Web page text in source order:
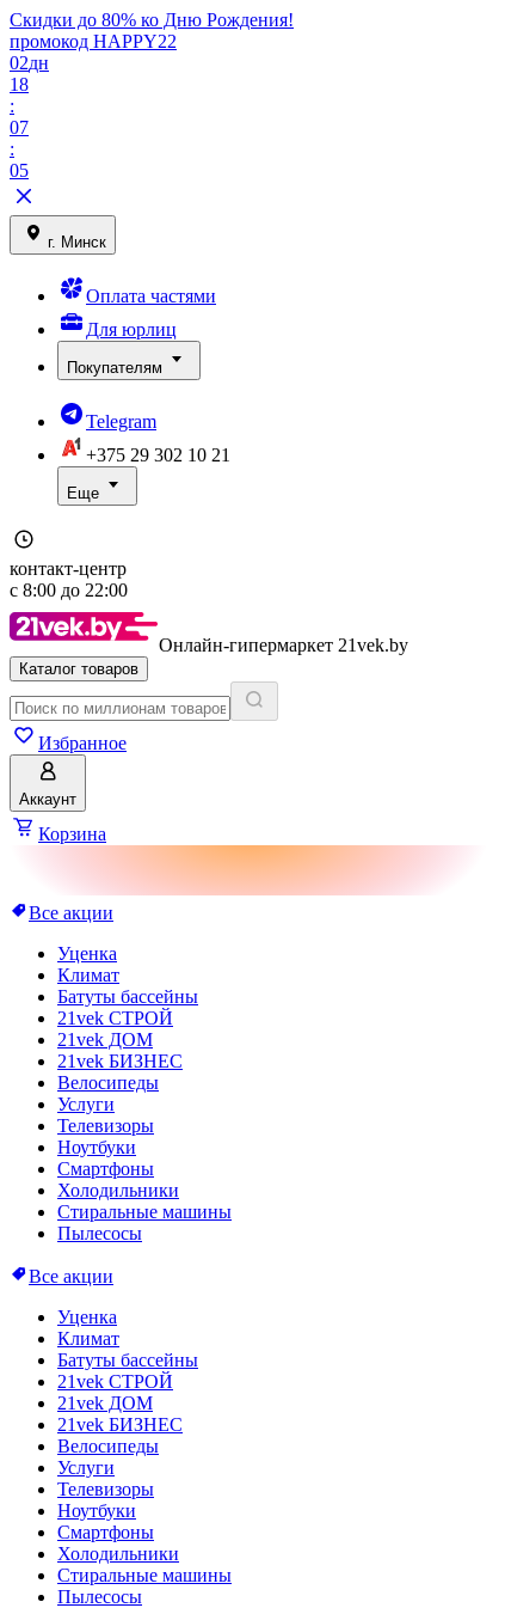
Скидки до 80% ко Дню Рождения!
промокод HAPPY22
02дн
18
:
07
:
05
г. Минск
Оплата частями
Для юрлиц
Покупателям
Telegram
+375 29 302 10 21
Еще
контакт-центр
с 8:00 до 22:00
Онлайн-гипермаркет 21vek.by
Каталог товаров
Избранное
Аккаунт
Корзина
Все акции
Уценка
Климат
Батуты бассейны
21vek СТРОЙ
21vek ДОМ
21vek БИЗНЕС
Велосипеды
Услуги
Телевизоры
Ноутбуки
Смартфоны
Холодильники
Стиральные машины
Пылесосы
Все акции
Уценка
Климат
Батуты бассейны
21vek СТРОЙ
21vek ДОМ
21vek БИЗНЕС
Велосипеды
Услуги
Телевизоры
Ноутбуки
Смартфоны
Холодильники
Стиральные машины
Пылесосы